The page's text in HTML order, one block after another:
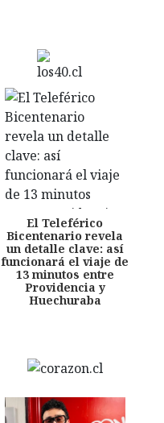
El Teleférico
Bicentenario revela
un detalle clave: así
funcionará el viaje de
13 minutos entre
Providencia y
Huechuraba